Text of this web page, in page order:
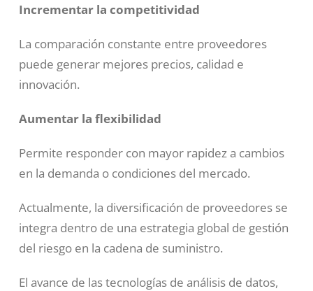
Incrementar la competitividad
La comparación constante entre proveedores
puede generar mejores precios, calidad e
innovación.
Aumentar la flexibilidad
Permite responder con mayor rapidez a cambios
en la demanda o condiciones del mercado.
Actualmente, la diversificación de proveedores se
integra dentro de una estrategia global de gestión
del riesgo en la cadena de suministro.
El avance de las tecnologías de análisis de datos,